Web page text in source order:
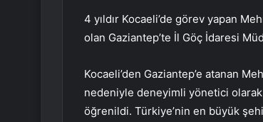
4 yıldır Kocaeli’de görev yapan
olan Gaziantep’te İl Göç İdaresi
Kocaeli’den Gaziantep’e atanan
nedeniyle deneyimli yönetici olarak
öğrenildi. Türkiye’nin en büyük